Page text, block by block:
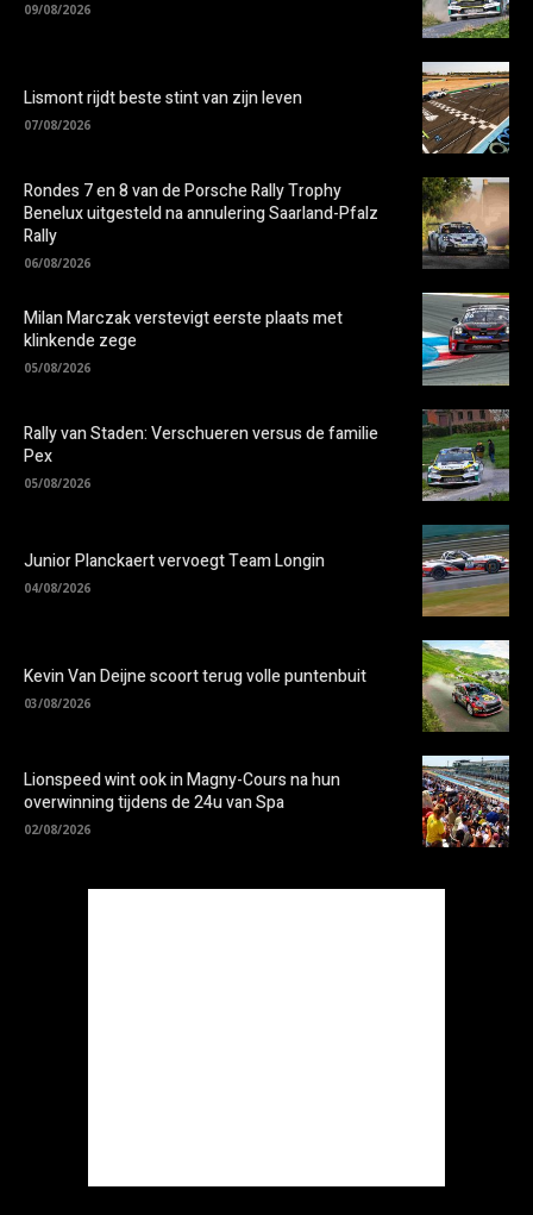
09/08/2026
Lismont rijdt beste stint van zijn leven
07/08/2026
Rondes 7 en 8 van de Porsche Rally Trophy
Benelux uitgesteld na annulering Saarland-Pfalz
Rally
06/08/2026
Milan Marczak verstevigt eerste plaats met
klinkende zege
05/08/2026
Rally van Staden: Verschueren versus de familie
Pex
05/08/2026
Junior Planckaert vervoegt Team Longin
04/08/2026
Kevin Van Deijne scoort terug volle puntenbuit
03/08/2026
Lionspeed wint ook in Magny-Cours na hun
overwinning tijdens de 24u van Spa
02/08/2026